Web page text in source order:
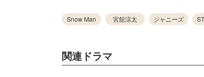
Snow Man 宮舘涼太 ジャニーズ
関連ドラマ